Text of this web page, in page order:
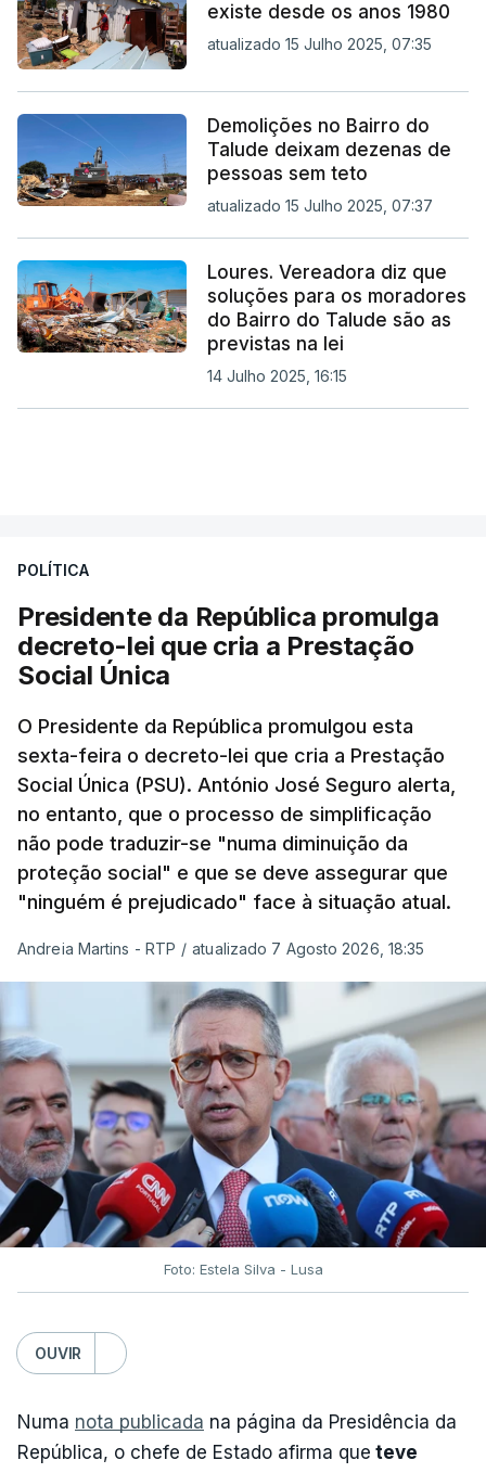
existe desde os anos 1980
atualizado 15 Julho 2025, 07:35
Demolições no Bairro do
Talude deixam dezenas de
pessoas sem teto
atualizado 15 Julho 2025, 07:37
Loures. Vereadora diz que
soluções para os moradores
do Bairro do Talude são as
previstas na lei
14 Julho 2025, 16:15
POLÍTICA
Presidente da República promulga
decreto-lei que cria a Prestação
Social Única
O Presidente da República promulgou esta
sexta-feira o decreto-lei que cria a Prestação
Social Única (PSU). António José Seguro alerta,
no entanto, que o processo de simplificação
não pode traduzir-se "numa diminuição da
proteção social" e que se deve assegurar que
"ninguém é prejudicado" face à situação atual.
Andreia Martins - RTP / atualizado 7 Agosto 2026, 18:35
Foto: Estela Silva - Lusa
OUVIR
Numa nota publicada na página da Presidência da
República, o chefe de Estado afirma que teve